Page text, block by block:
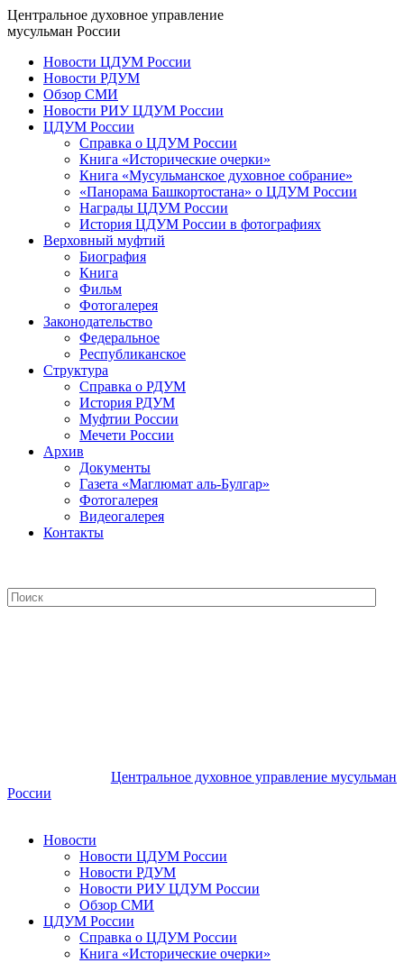
Центральное духовное управление
мусульман России
Новости ЦДУМ России
Новости РДУМ
Обзор СМИ
Новости РИУ ЦДУМ России
ЦДУМ России
Справка о ЦДУМ России
Книга «Исторические очерки»
Книга «Мусульманское духовное собрание»
«Панорама Башкортостана» о ЦДУМ России
Награды ЦДУМ России
История ЦДУМ России в фотографиях
Верховный муфтий
Биография
Книга
Фильм
Фотогалерея
Законодательство
Федеральное
Республиканское
Структура
Справка о РДУМ
История РДУМ
Муфтии России
Мечети России
Архив
Документы
Газета «Маглюмат аль-Булгар»
Фотогалерея
Видеогалерея
Контакты
Центральное духовное управление мусульман
России
Новости
Новости ЦДУМ России
Новости РДУМ
Новости РИУ ЦДУМ России
Обзор СМИ
ЦДУМ России
Справка о ЦДУМ России
Книга «Исторические очерки»